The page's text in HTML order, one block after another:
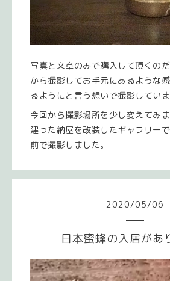
写真と文章のみで購入して頂くの
から撮影してお手元にあるような
るようにと言う想いで撮影していま
今回から撮影場所を少し変えてみ
建った納屋を改装したギャラリー
前で撮影しました。
2020/05/06
日本蜜蜂の入居があ